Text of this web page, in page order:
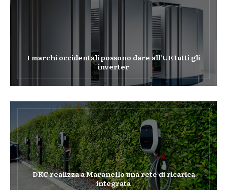
I marchi occidentali possono dare all’UE tutti gli
inverter
DKC realizza a Maranello una rete di ricarica
integrata